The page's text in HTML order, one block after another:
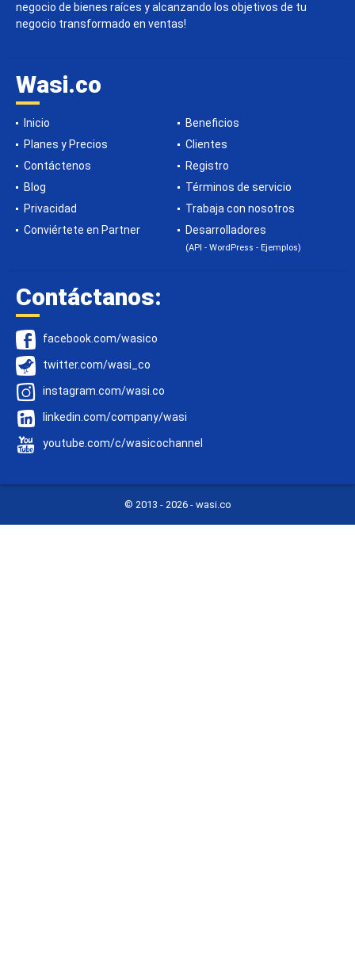
negocio de bienes raíces y alcanzando los objetivos de tu
negocio transformado en ventas!
Wasi.co
Inicio
Beneficios
Planes y Precios
Clientes
Contáctenos
Registro
Blog
Términos de servicio
Privacidad
Trabaja con nosotros
Conviértete en Partner
Desarrolladores
(API - WordPress - Ejemplos)
Contáctanos:
facebook.com/wasico
twitter.com/wasi_co
instagram.com/wasi.co
linkedin.com/company/wasi
youtube.com/c/wasicochannel
© 2013 - 2026 - wasi.co